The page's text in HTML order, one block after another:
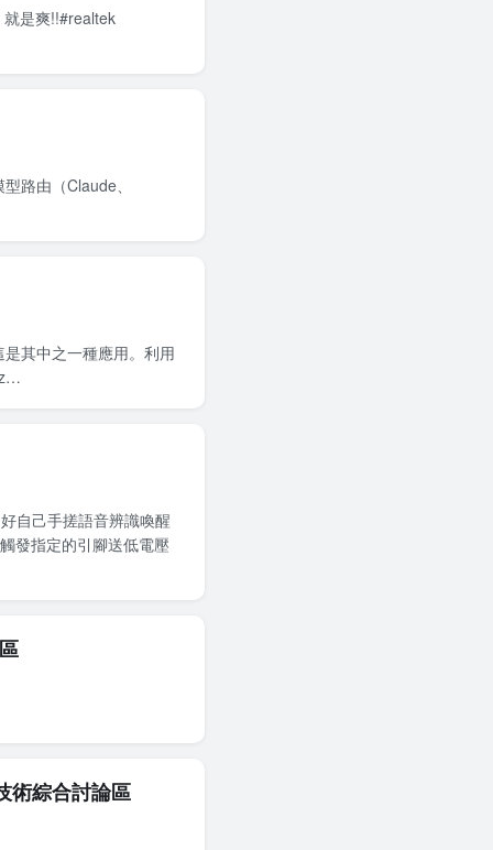
是爽!!#realtek
路由（Claude、
其中之一種應用。利用
自己手搓語音辨識喚醒
發指定的引腳送低電壓
術綜合討論區